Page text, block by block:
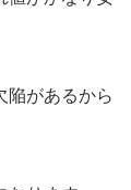
陥があるから